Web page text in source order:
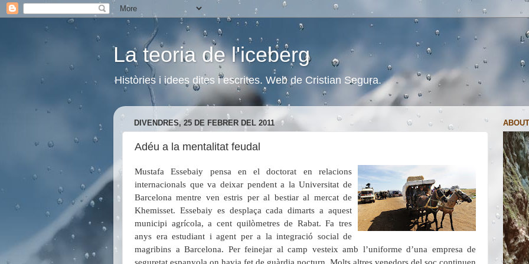
La teoria de l'iceberg
Històries i idees dites i escrites. Web de Cristian Segura.
DIVENDRES, 25 DE FEBRER DEL 2011
Adéu a la mentalitat feudal
Mustafa Essebaiy pensa en el doctorat en relacions
internacionals que va deixar pendent a la Universitat de
Barcelona mentre ven estris per al bestiar al mercat de
Khemisset. Essebaiy es desplaça cada dimarts a aquest
municipi agrícola, a cent quilòmetres de Rabat. Fa tres
anys era estudiant i agent per a la integració social de
magribins a Barcelona. Per feinejar al camp vesteix amb l’uniforme d’una empresa de